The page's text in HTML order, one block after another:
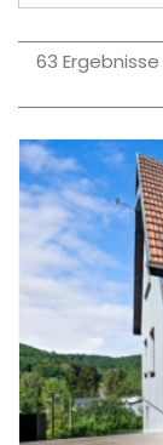
63 Ergebnisse